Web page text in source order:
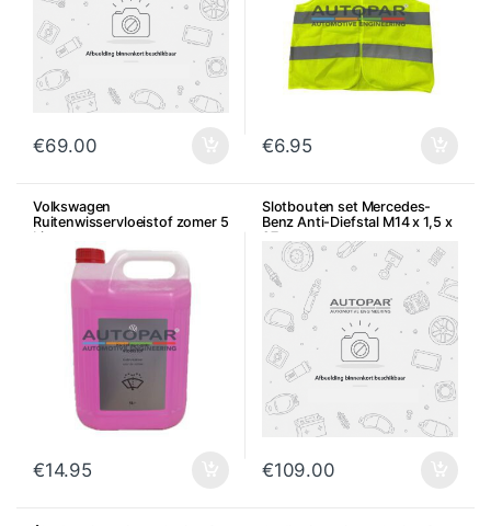
€69.00 €6.95
Volkswagen
Ruitenwisservloeistof zomer 5
Liter
€14.95
Slotbouten set Mercedes-
Benz Anti-Diefstal M14 x 1,5 x
27
€109.00